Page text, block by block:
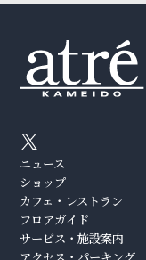
ニュース
ショップ
カフェ・レストラン
フロアガイド
サービス・施設案内